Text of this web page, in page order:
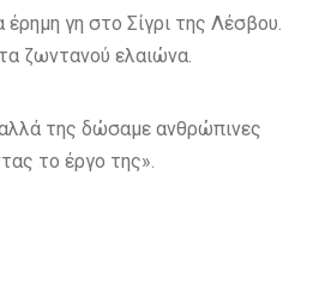
έρημη γη στο Σίγρι της Λέσβου.
ζωντανού ελαιώνα.
της δώσαμε ανθρώπινες
το έργο της».